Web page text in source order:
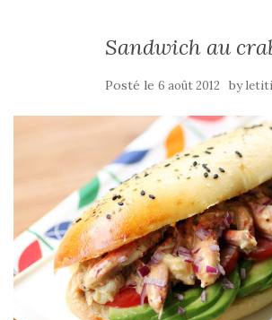
Sandwich au
Posté le 6 août 2012 by